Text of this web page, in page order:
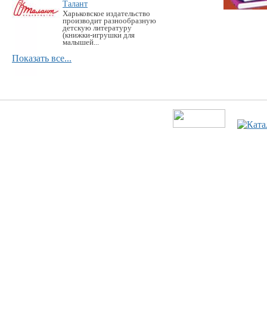
Талант
Харьковское издательство
производит разнообразную
детскую литературу
(книжки-игрушки для
малышей...
Показать все...